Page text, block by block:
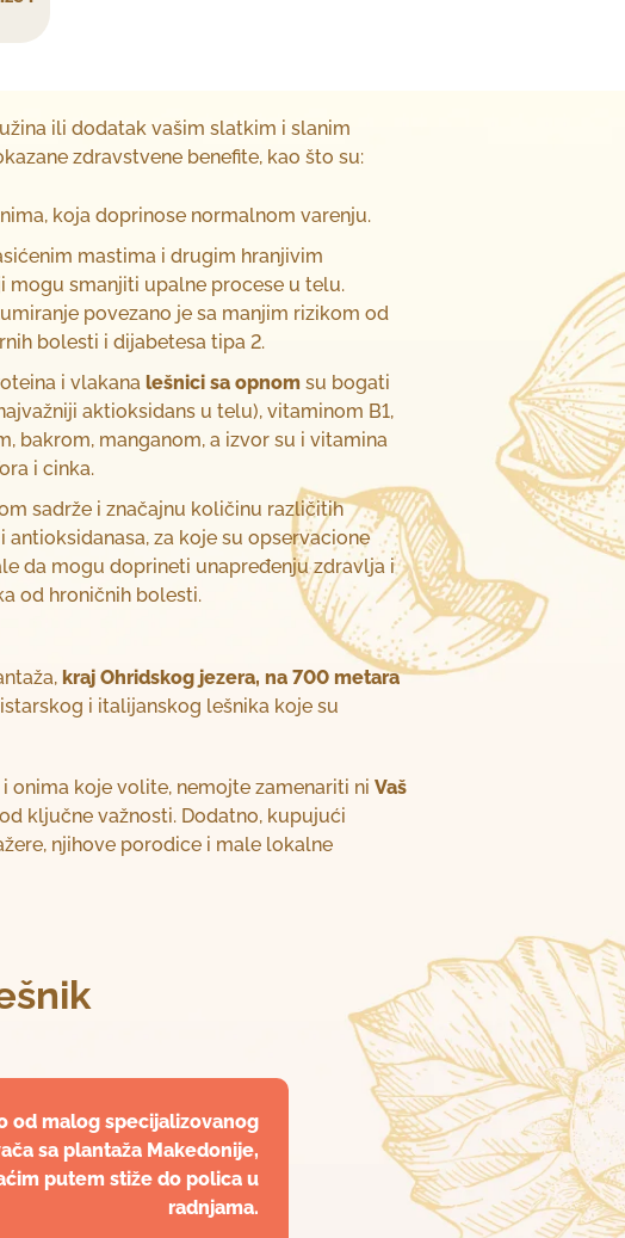
ili dodatak vašim slatkim i slanim
zdravstvene benefite, kao što su:
koja doprinose normalnom varenju.
mastima i drugim hranjivim
mogu smanjiti upalne procese u telu.
povezano je sa manjim rizikom od
bolesti i dijabetesa tipa 2.
i vlakana lešnici sa opnom su bogati
aktioksidans u telu), vitaminom B1,
bakrom, manganom, a izvor su i vitamina
i cinka.
sadrže i značajnu količinu različitih
antioksidanasa, za koje su opservacione
da mogu doprineti unapređenju zdravlja i
od hroničnih bolesti.
kraj Ohridskog jezera, na 700 metara
i italijanskog lešnika koje su
onima koje volite, nemojte zamenariti ni Vaš
ključne važnosti. Dodatno, kupujući
njihove porodice i male lokalne
od malog specijalizovanog
sa plantaža Makedonije,
putem stiže do polica u
radnjama.